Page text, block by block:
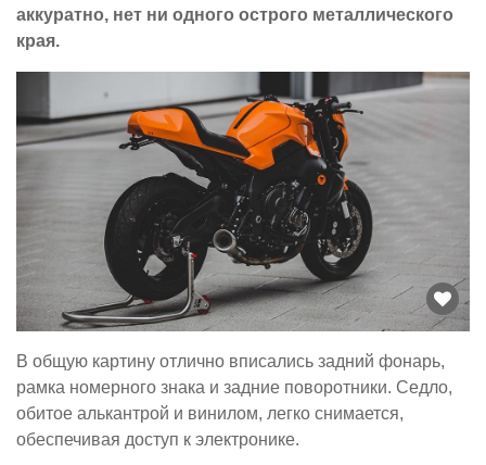
аккуратно, нет ни одного острого металлического
края.
В общую картину отлично вписались задний фонарь,
рамка номерного знака и задние поворотники. Седло,
обитое алькантрой и винилом, легко снимается,
обеспечивая доступ к электронике.